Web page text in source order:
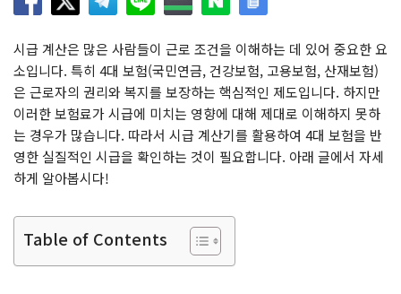
시급 계산은 많은 사람들이 근로 조건을 이해하는 데 있어 중요한 요
소입니다. 특히 4대 보험(국민연금, 건강보험, 고용보험, 산재보험)
은 근로자의 권리와 복지를 보장하는 핵심적인 제도입니다. 하지만
이러한 보험료가 시급에 미치는 영향에 대해 제대로 이해하지 못하
는 경우가 많습니다. 따라서 시급 계산기를 활용하여 4대 보험을 반
영한 실질적인 시급을 확인하는 것이 필요합니다. 아래 글에서 자세
하게 알아봅시다!
Table of Contents